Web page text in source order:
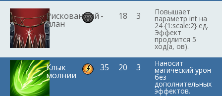
Рискованный
план
- 18 3 Повышает
параметр int на
24 {1:scale:2} ед.
Эффект
продлится 5
ход(а, ов).
Клык
молнии
35 20 3 Наносит
магический урон
без
дополнительных
эффектов.